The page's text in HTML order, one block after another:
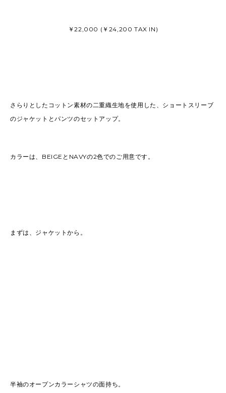
￥22,000 (￥24,200 TAX IN)
さらりとしたコットン素材の二重織生地を使用した、ショートスリーブ
のジャケットとパンツのセットアップ。
カラーは、BEIGEとNAVYの2色でのご用意です。
まずは、ジャケットから。
半袖のオープンカラーシャツの面持ち。